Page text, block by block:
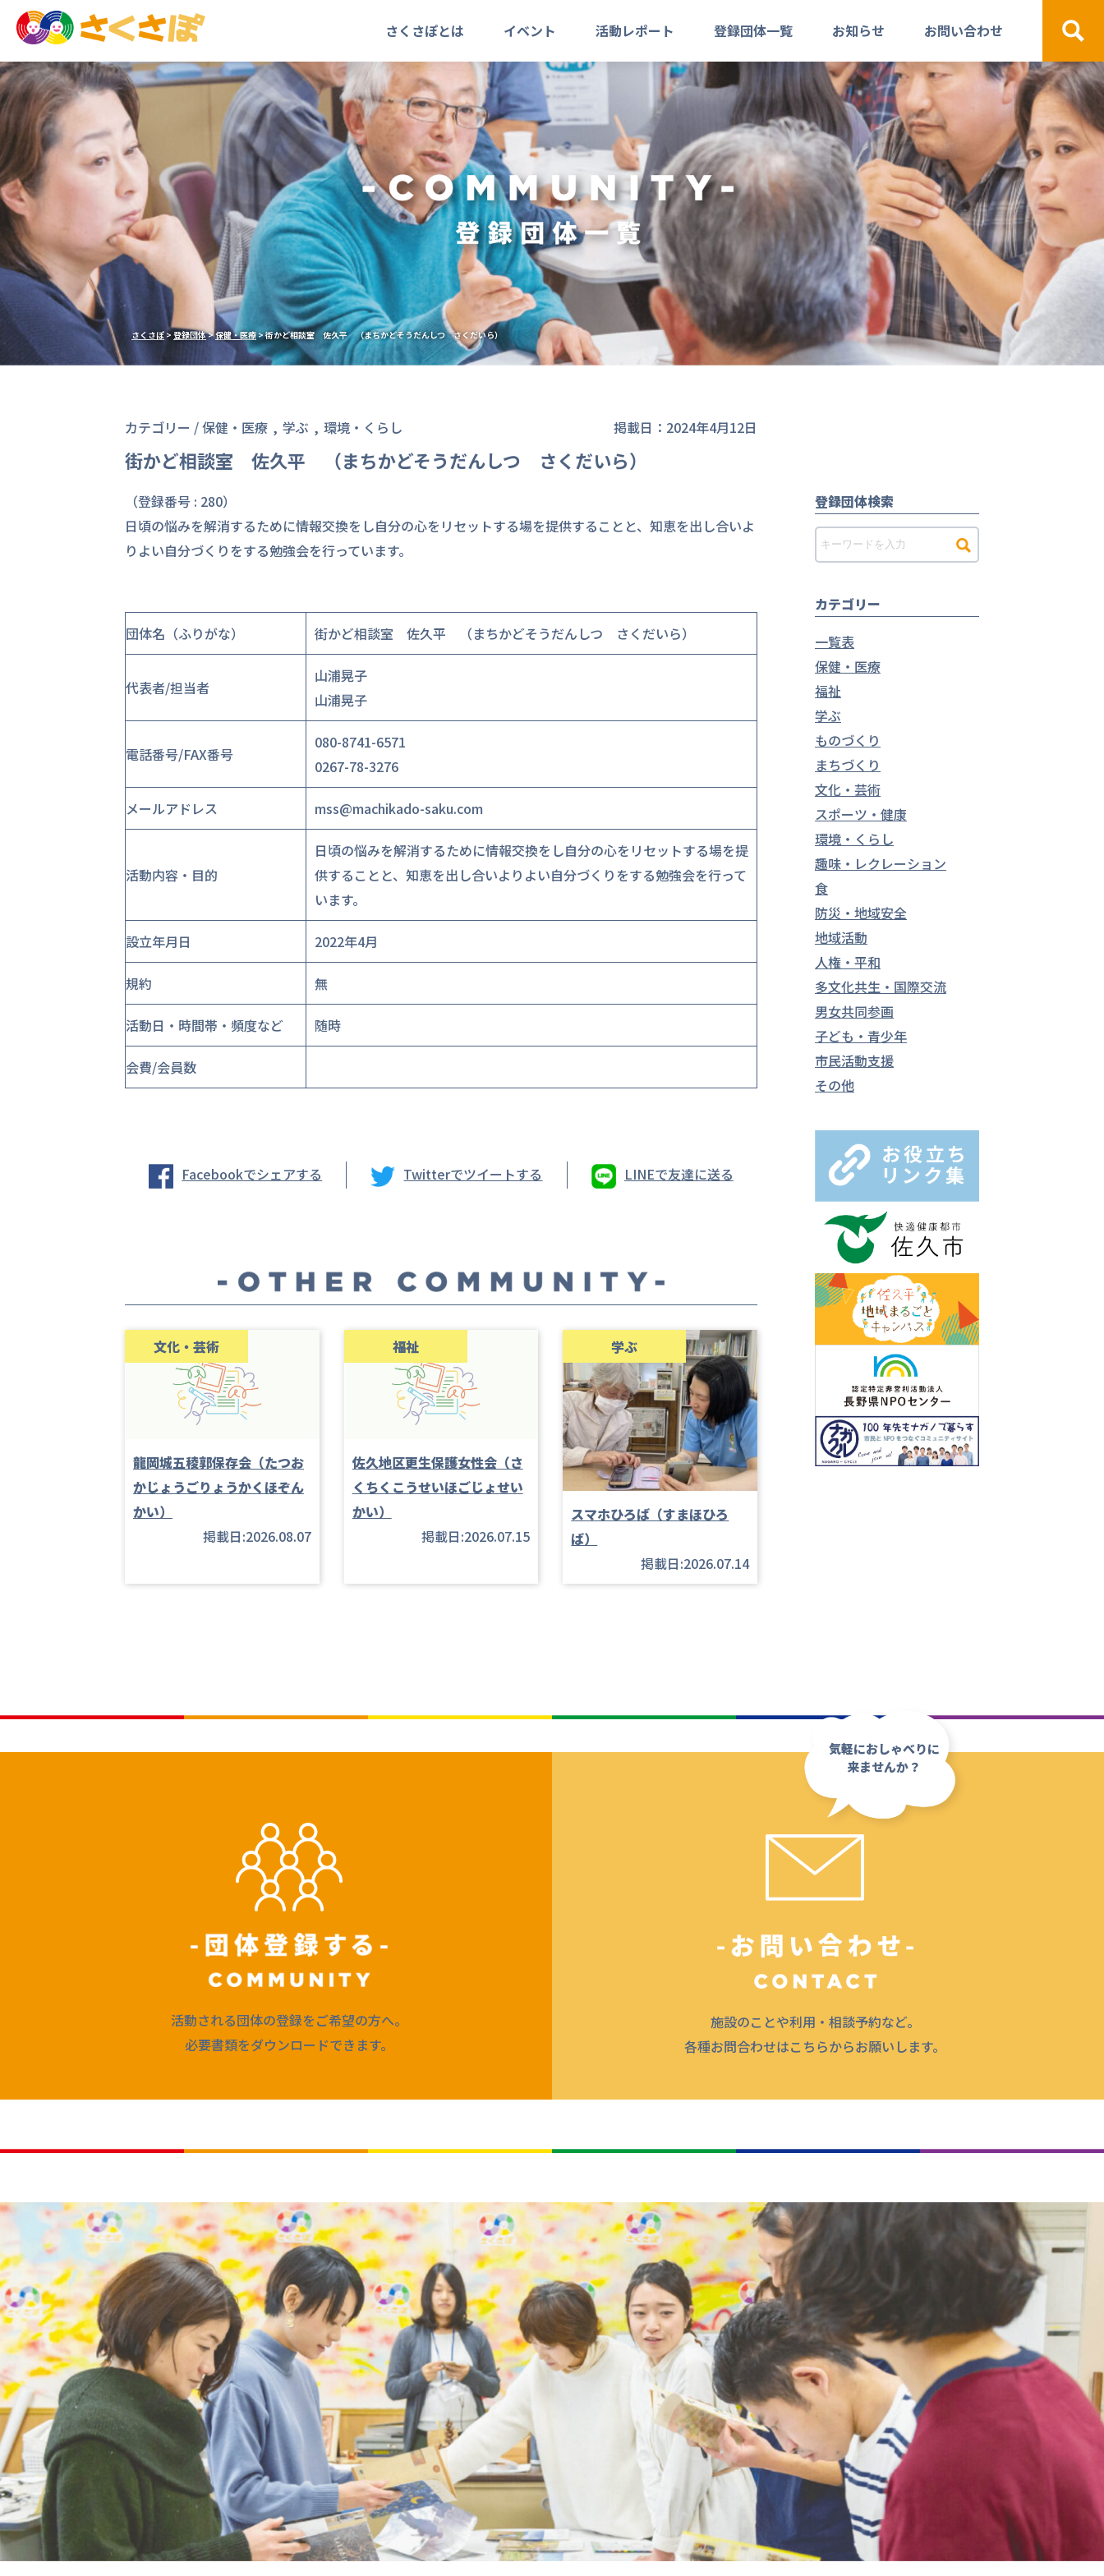
さくさぽとは イベント 活動レポート 登録団体一覧 お知らせ お問い合わせ
検索
さくさぽ > 登録団体>保健・医療>街かど相談室 佐久平 （まちかどそうだんしつ さくだいら）
カテゴリー /保健・医療 学ぶ 環境・くらし 掲載日：2024年4月12日
街かど相談室 佐久平 （まちかどそうだんしつ さくだいら）
（登録番号 : 280）
日頃の悩みを解消するために情報交換をし自分の心をリセットする場を提供することと、知恵を出し合いよ
りよい自分づくりをする勉強会を行っています。
団体名（ふりがな） 街かど相談室 佐久平 （まちかどそうだんしつ さくだいら）
代表者/担当者
山浦晃子
山浦晃子
電話番号/FAX番号
080-8741-6571
0267-78-3276
メールアドレス mss@machikado-saku.com
活動内容・目的
日頃の悩みを解消するために情報交換をし自分の心をリセットする場を提
供することと、知恵を出し合いよりよい自分づくりをする勉強会を行って
います。
設立年月日 2022年4月
規約 無
活動日・時間帯・頻度など 随時
会費/会員数
Facebookでシェアする Twitterでツイートする LINEで友達に送る
文化・芸術
龍岡城五稜郭保存会（たつお
かじょうごりょうかくほぞん
かい）
掲載日:2026.08.07
福祉
佐久地区更生保護女性会（さ
くちくこうせいほごじょせい
かい）
掲載日:2026.07.15
学ぶ
スマホひろば（すまほひろ
ば）
掲載日:2026.07.14
登録団体検索
カテゴリー
一覧表
保健・医療
福祉
学ぶ
ものづくり
まちづくり
文化・芸術
スポーツ・健康
環境・くらし
趣味・レクレーション
食
防災・地域安全
地域活動
人権・平和
多文化共生・国際交流
男女共同参画
子ども・青少年
市民活動支援
その他
活動される団体の登録をご希望の方へ。
必要書類をダウンロードできます。
気軽におしゃべりに
来ませんか？
施設のことや利用・相談予約など。
各種お問合わせはこちらからお願いします。